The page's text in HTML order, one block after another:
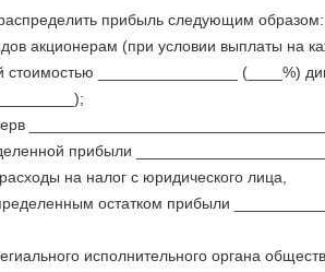
прибыль следующим образом:
акционерам (при условии выплаты на
________________ (____%)
прибыли
на налог с юридического лица,
остатком прибыли
исполнительного органа